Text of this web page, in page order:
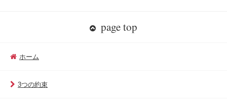
page top
ホーム
3つの約束